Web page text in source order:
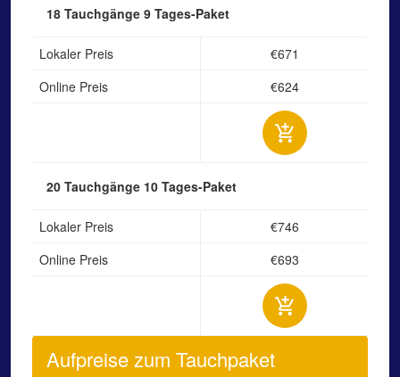
18 Tauchgänge 9 Tages-Paket
Lokaler Preis
€671
Online Preis
€624
20 Tauchgänge 10 Tages-Paket
Lokaler Preis
€746
Online Preis
€693
Aufpreise zum Tauchpaket